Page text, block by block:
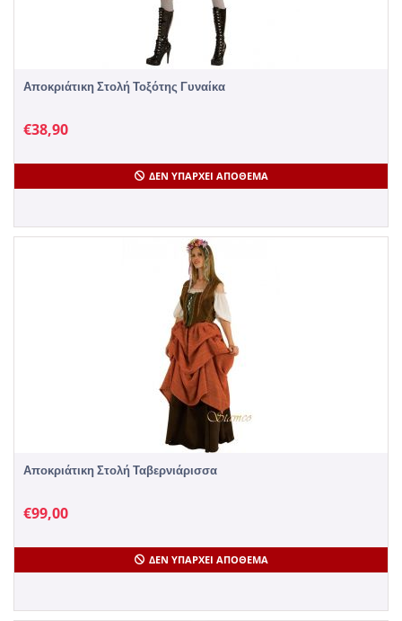
Αποκριάτικη Στολή Τοξότης Γυναίκα
€38,90
ΔΕΝ ΥΠΆΡΧΕΙ ΑΠΌΘΕΜΑ
Αποκριάτικη Στολή Ταβερνιάρισσα
€99,00
ΔΕΝ ΥΠΆΡΧΕΙ ΑΠΌΘΕΜΑ